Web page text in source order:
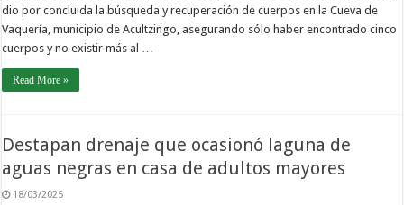
dio por concluida la búsqueda y recuperación de cuerpos en la Cueva de
Vaquería, municipio de Acultzingo, asegurando sólo haber encontrado cinco
cuerpos y no existir más al …
Read More »
Destapan drenaje que ocasionó laguna de
aguas negras en casa de adultos mayores
18/03/2025